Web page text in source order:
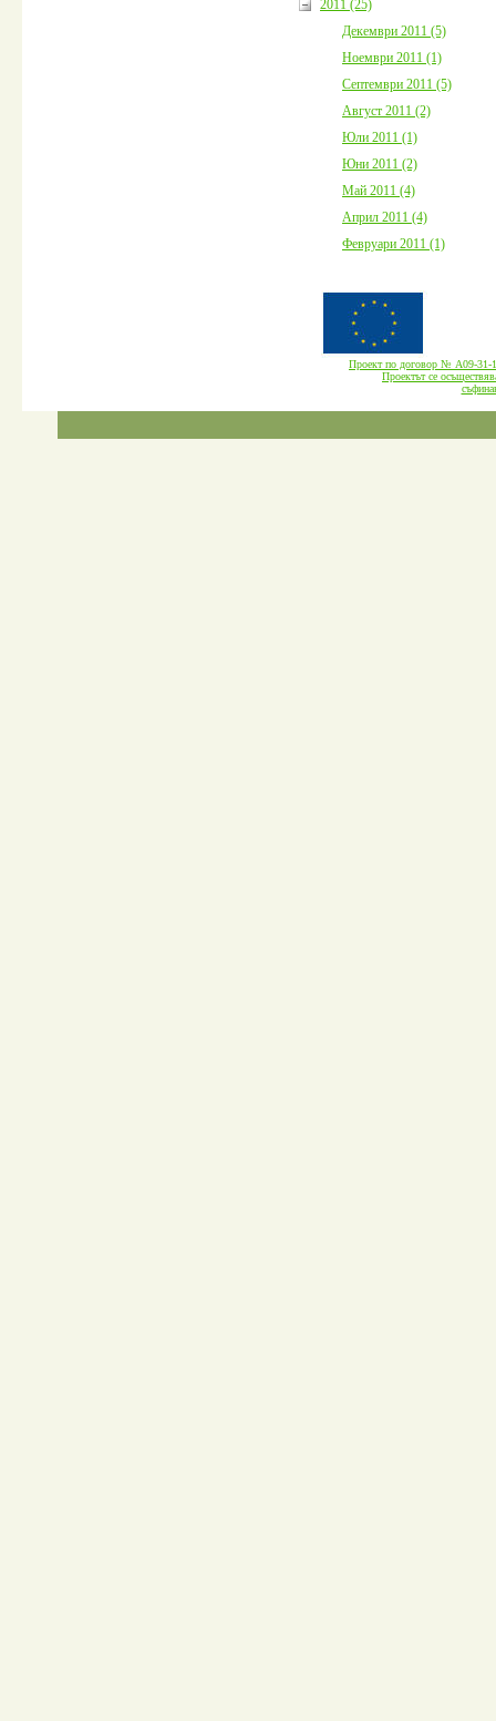
2011 (25)
Декември 2011 (5)
Ноември 2011 (1)
Септември 2011 (5)
Август 2011 (2)
Юли 2011 (1)
Юни 2011 (2)
Май 2011 (4)
Април 2011 (4)
Февруари 2011 (1)
Проект по договор № А09-
Проектът се